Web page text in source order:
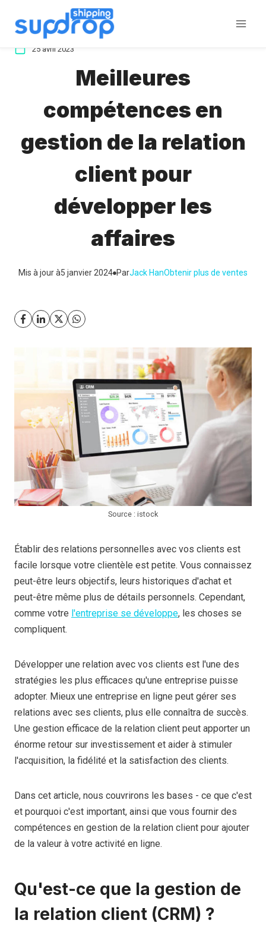
25 avril 2023
Meilleures
compétences en
gestion de la relation
client pour
développer les
affaires
Mis à jour à5 janvier 2024 ParJack HanObtenir plus de ventes
Source : istock
Établir des relations personnelles avec vos clients est
facile lorsque votre clientèle est petite. Vous connaissez
peut-être leurs objectifs, leurs historiques d'achat et
peut-être même plus de détails personnels. Cependant,
comme votre l'entreprise se développe, les choses se
compliquent.
Développer une relation avec vos clients est l'une des
stratégies les plus efficaces qu'une entreprise puisse
adopter. Mieux une entreprise en ligne peut gérer ses
relations avec ses clients, plus elle connaîtra de succès.
Une gestion efficace de la relation client peut apporter un
énorme retour sur investissement et aider à stimuler
l'acquisition, la fidélité et la satisfaction des clients.
Dans cet article, nous couvrirons les bases - ce que c'est
et pourquoi c'est important, ainsi que vous fournir des
compétences en gestion de la relation client pour ajouter
de la valeur à votre activité en ligne.
Qu'est-ce que la gestion de
la relation client (CRM) ?